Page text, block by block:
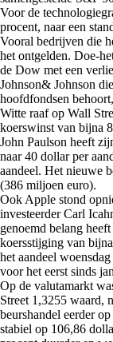
Voor de
procent, naar een
Vooral bedrijven die
het ontgelden. Doe-
de Dow met een
Johnson& Johnson
hoofdfondsen
Witte raaf op Wall
koerswinst van bijna
John Paulson heeft
naar 40 dollar per
aandeel. Het nieuwe
(386 miljoen euro).
Ook Apple stond
investeerder Carl
genoemd belang
koersstijging van
het aandeel
voor het eerst sinds
Op de valutamarkt
Street 1,3255 waard,
beurshandel eerder
stabiel op 106,86